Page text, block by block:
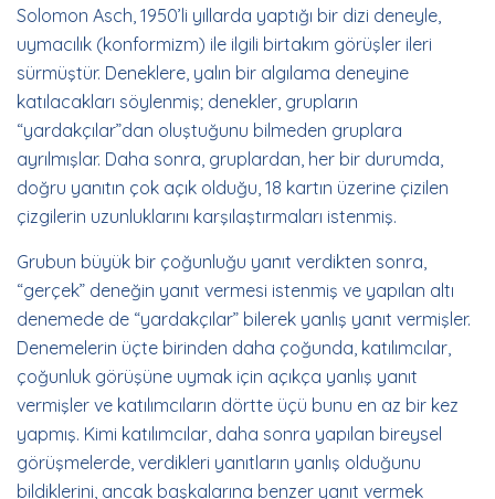
Solomon Asch, 1950’li yıllarda yaptığı bir dizi deneyle,
uymacılık (konformizm) ile ilgili birtakım görüşler ileri
sürmüştür. Deneklere, yalın bir algılama deneyine
katılacakları söylenmiş; denekler, grupların
“yardakçılar”dan oluştuğunu bilmeden gruplara
ayrılmışlar. Daha sonra, gruplardan, her bir durumda,
doğru yanıtın çok açık olduğu, 18 kartın üzerine çizilen
çizgilerin uzunluklarını karşılaştırmaları istenmiş.
Grubun büyük bir çoğunluğu yanıt verdikten sonra,
“gerçek” deneğin yanıt vermesi istenmiş ve yapılan altı
denemede de “yardakçılar” bilerek yanlış yanıt vermişler.
Denemelerin üçte birinden daha çoğunda, katılımcılar,
çoğunluk görüşüne uymak için açıkça yanlış yanıt
vermişler ve katılımcıların dörtte üçü bunu en az bir kez
yapmış. Kimi katılımcılar, daha sonra yapılan bireysel
görüşmelerde, verdikleri yanıtların yanlış olduğunu
bildiklerini, ancak başkalarına benzer yanıt vermek